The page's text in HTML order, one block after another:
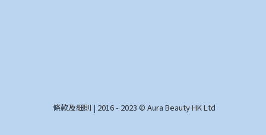
條款及細則 | 2016 - 2023 © Aura Beauty HK Ltd